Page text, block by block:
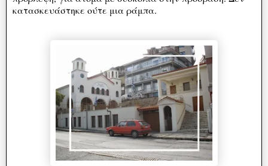
κατασκευάστηκε ούτε μια ράμπα.